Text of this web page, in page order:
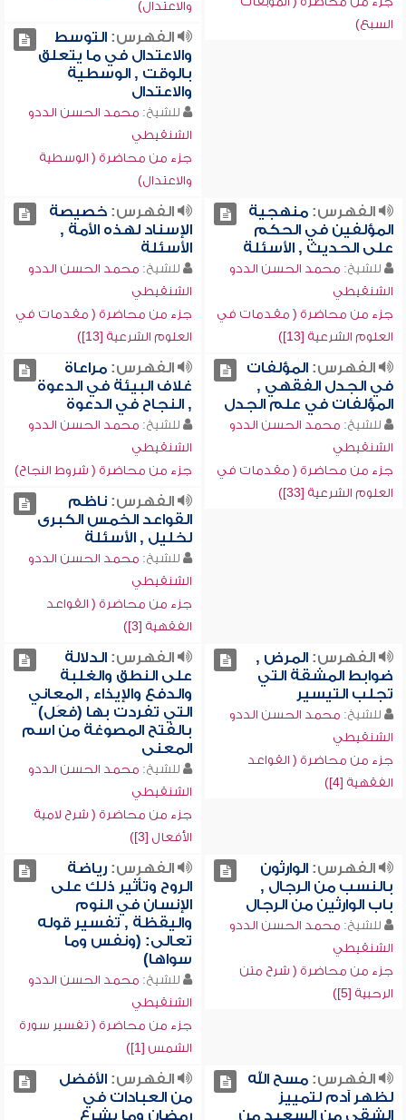
السبع)
والاعتدال)
الفهرس:التوسط
والاعتدال في ما يتعلق
بالوقت , الوسطية
والاعتدال
للشيخ: محمد الحسن الددو
الشنقيطي
جزء من محاضرة ( الوسطية
والاعتدال)
الفهرس:منهجية
المؤلفين في الحكم
على الحديث , الأسئلة
للشيخ: محمد الحسن الددو
الشنقيطي
جزء من محاضرة ( مقدمات في
العلوم الشرعية [13])
الفهرس:خصيصة
الإسناد لهذه الأمة ,
الأسئلة
للشيخ: محمد الحسن الددو
الشنقيطي
جزء من محاضرة ( مقدمات في
العلوم الشرعية [13])
الفهرس:المؤلفات
في الجدل الفقهي ,
المؤلفات في علم الجدل
للشيخ: محمد الحسن الددو
الشنقيطي
جزء من محاضرة ( مقدمات في
العلوم الشرعية [33])
الفهرس:مراعاة
غلاف البيئة في الدعوة
, النجاح في الدعوة
للشيخ: محمد الحسن الددو
الشنقيطي
جزء من محاضرة ( شروط النجاح)
الفهرس:ناظم
القواعد الخمس الكبرى
لخليل , الأسئلة
للشيخ: محمد الحسن الددو
الشنقيطي
جزء من محاضرة ( القواعد
الفقهية [3])
الفهرس:المرض ,
ضوابط المشقة التي
تجلب التيسير
للشيخ: محمد الحسن الددو
الشنقيطي
جزء من محاضرة ( القواعد
الفقهية [4])
الفهرس:الدلالة
على النطق والغلبة
والدفع والإيذاء , المعاني
التي تفردت بها (فعَل)
بالفتح المصوغة من اسم
المعنى
للشيخ: محمد الحسن الددو
الشنقيطي
جزء من محاضرة ( شرح لامية
الأفعال [3])
الفهرس:الوارثون
بالنسب من الرجال ,
باب الوارثين من الرجال
للشيخ: محمد الحسن الددو
الشنقيطي
جزء من محاضرة ( شرح متن
الرحبية [5])
الفهرس:رياضة
الروح وتأثير ذلك على
الإنسان في النوم
واليقظة , تفسير قوله
تعالى: (ونفس وما
سواها)
للشيخ: محمد الحسن الددو
الشنقيطي
جزء من محاضرة ( تفسير سورة
الشمس [1])
الفهرس:مسح الله
لظهر آدم لتمييز
الشقي من السعيد من
الفهرس:الأفضل
من العبادات في
رمضان وما يشرع